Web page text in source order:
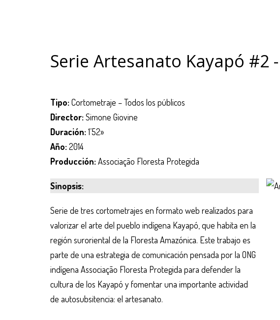
Serie Artesanato Kayapó #2
Tipo:Cortometraje – Todos los públicos
Director:Simone Giovine
Duración:1’52»
Año:2014
Producción:Associação Floresta Protegida
Sinopsis:
Serie de tres cortometrajes en formato web realizados para
valorizar el arte del pueblo indígena Kayapó, que habita en la
región suroriental de la Floresta Amazónica. Este trabajo es
parte de una estrategia de comunicación pensada por la ONG
indígena Associação Floresta Protegida para defender la
cultura de los Kayapó y fomentar una importante actividad
de autosubsitencia: el artesanato.